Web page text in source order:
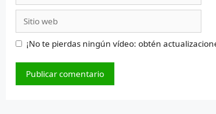
web
¡No te pierdas ningún vídeo: obtén